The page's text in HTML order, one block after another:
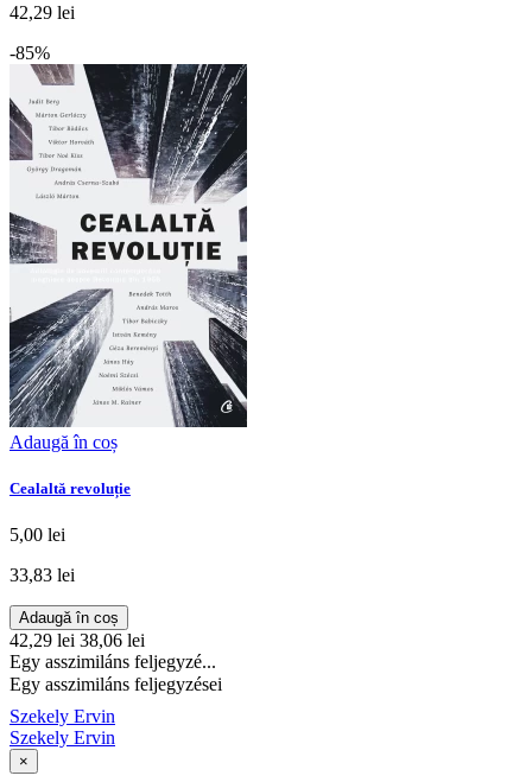
42,29 lei
-85%
Adaugă în coș
Cealaltă revoluție
5,00 lei
33,83 lei
Adaugă în coș
42,29 lei 38,06 lei
Egy asszimiláns feljegyzé...
Egy asszimiláns feljegyzései
Szekely Ervin
Szekely Ervin
×